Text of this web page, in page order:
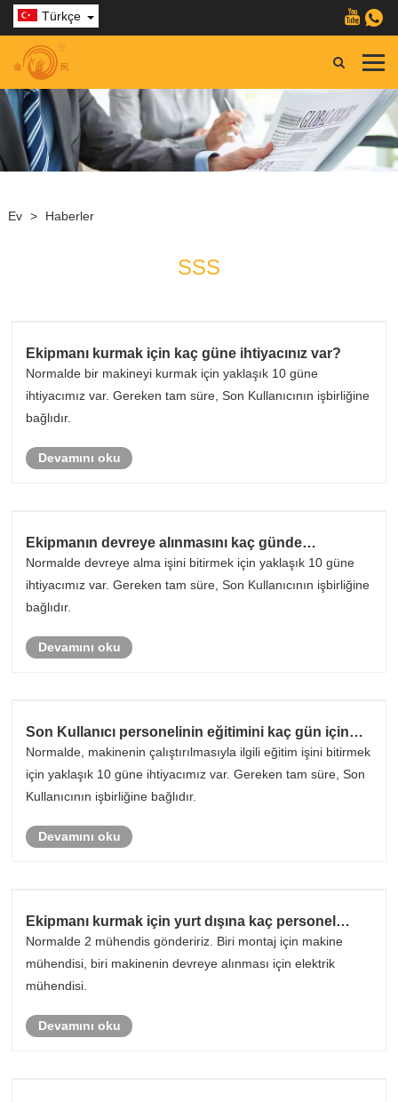
Türkçe
Ev > Haberler
SSS
Ekipmanı kurmak için kaç güne ihtiyacınız var?
Normalde bir makineyi kurmak için yaklaşık 10 güne
ihtiyacımız var. Gereken tam süre, Son Kullanıcının işbirliğine
bağlıdır.
Devamını oku
Ekipmanın devreye alınmasını kaç günde
tamamlamanız gerekiyor?
Normalde devreye alma işini bitirmek için yaklaşık 10 güne
ihtiyacımız var. Gereken tam süre, Son Kullanıcının işbirliğine
bağlıdır.
Devamını oku
Son Kullanıcı personelinin eğitimini kaç gün içinde
bitirmeniz gerekiyor?
Normalde, makinenin çalıştırılmasıyla ilgili eğitim işini bitirmek
için yaklaşık 10 güne ihtiyacımız var. Gereken tam süre, Son
Kullanıcının işbirliğine bağlıdır.
Devamını oku
Ekipmanı kurmak için yurt dışına kaç personel
göndereceksiniz?
Normalde 2 mühendis göndeririz. Biri montaj için makine
mühendisi, biri makinenin devreye alınması için elektrik
mühendisi.
Devamını oku